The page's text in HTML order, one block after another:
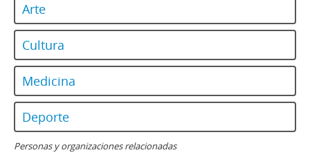
144 - Revista Ercilla. Año XXXIV, Nº 1737
146 - Revista Ercilla. Año XXXIV, Nº 1739
148 - Revista Ercilla. Año XXXIV, Nº 1741
150 - Revista Ercilla. Año XXXIV, Nº 1743
151 - Revista Ercilla. Año XXXIV, Nº 1744
Arte
Cultura
Medicina
Deporte
Personas y organizaciones relacionadas